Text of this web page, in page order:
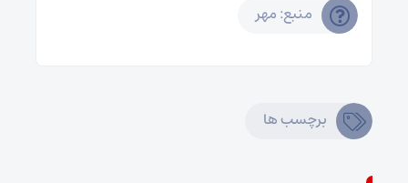
منبع: مهر
برچسب ها